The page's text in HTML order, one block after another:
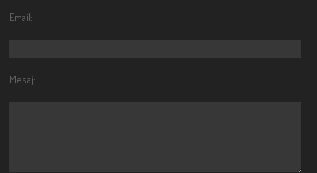
Email:
Mesaj: